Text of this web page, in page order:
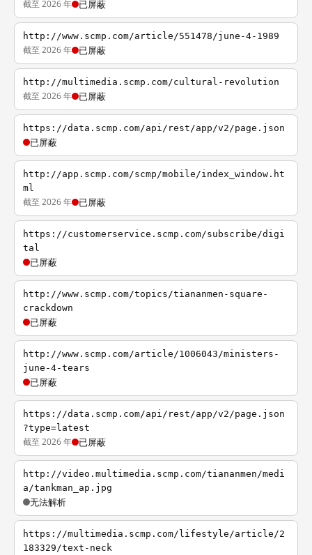
截至 2026 年 已屏蔽
http://www.scmp.com/article/551478/june-4-1989
截至 2026 年 已屏蔽
http://multimedia.scmp.com/cultural-revolution
截至 2026 年 已屏蔽
https://data.scmp.com/api/rest/app/v2/page.json
已屏蔽
http://app.scmp.com/scmp/mobile/index_window.ht
ml
截至 2026 年 已屏蔽
https://customerservice.scmp.com/subscribe/digi
tal
已屏蔽
http://www.scmp.com/topics/tiananmen-square-
crackdown
已屏蔽
http://www.scmp.com/article/1006043/ministers-
june-4-tears
已屏蔽
https://data.scmp.com/api/rest/app/v2/page.json
?type=latest
截至 2026 年 已屏蔽
http://video.multimedia.scmp.com/tiananmen/medi
a/tankman_ap.jpg
无法解析
https://multimedia.scmp.com/lifestyle/article/2
183329/text-neck